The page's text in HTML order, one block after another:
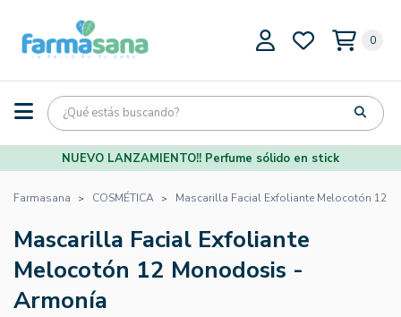
0
NUEVO LANZAMIENTO!! Perfume sólido en stick
Farmasana COSMÉTICA Mascarilla Facial Exfoliante Melocotón 12
Mascarilla Facial Exfoliante
Melocotón 12 Monodosis -
Armonía